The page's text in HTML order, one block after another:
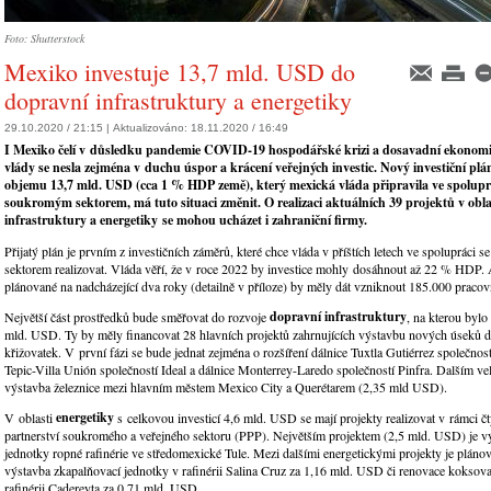
Foto: Shutterstock
Mexiko investuje 13,7 mld. USD do
dopravní infrastruktury a energetiky
29.10.2020 / 21:15 | Aktualizováno: 18.11.2020 / 16:49
I Mexiko čelí v důsledku pandemie COVID-19 hospodářské krizi a dosavadní
vlády se nesla zejména v duchu úspor a krácení veřejných investic. Nový investiční
objemu 13,7 mld. USD (cca 1 % HDP země), který mexická vláda připravila ve
soukromým sektorem, má tuto situaci změnit. O realizaci aktuálních 39 projektů v
infrastruktury a energetiky se mohou ucházet i zahraniční firmy.
Přijatý plán je prvním z investičních záměrů, které chce vláda v příštích letech ve spolupráci
sektorem realizovat. Vláda věří, že v roce 2022 by investice mohly dosáhnout až 22 %
plánované na nadcházející dva roky (detailně v příloze) by měly dát vzniknout 185.000
Největší část prostředků bude směřovat do rozvojedopravní infrastruktury, na kterou bylo
mld. USD. Ty by měly financovat 28 hlavních projektů zahrnujících výstavbu nových úseků
křižovatek. V první fázi se bude jednat zejména o rozšíření dálnice Tuxtla Gutiérrez
Tepic-Villa Unión společností Ideal a dálnice Monterrey-Laredo společností Pinfra. Dalším
výstavba železnice mezi hlavním městem Mexico City a Querétarem (2,35 mld USD).
V oblastienergetikys celkovou investicí 4,6 mld. USD se mají projekty realizovat v rámci
partnerství soukromého a veřejného sektoru (PPP). Největším projektem (2,5 mld. USD) je
jednotky ropné rafinérie ve středomexické Tule. Mezi dalšími energetickými projekty je
výstavba zkapalňovací jednotky v rafinérii Salina Cruz za 1,16 mld. USD či renovace